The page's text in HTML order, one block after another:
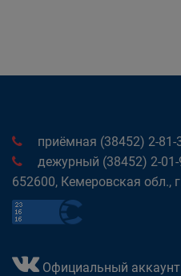
приёмная (38452) 2-81-
дежурный (38452) 2-01-
652600, Кемеровская обл.,
Официальный